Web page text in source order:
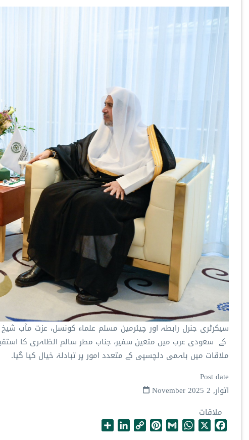
سیکرٹری جنرل رابطہ اور چیئرمین مسلم علماء کونسل، عزت مآب
کے سعودی عرب میں متعین سفیر، جناب مطر سالم الظاہری کا
ملاقات میں باہمی دلچسپی کے متعدد امور پر تبادلۂ خیال کیا گیا۔
Post date
اتوار, 2 November 2025
ملاقات
F
X
W
G
P
C
L